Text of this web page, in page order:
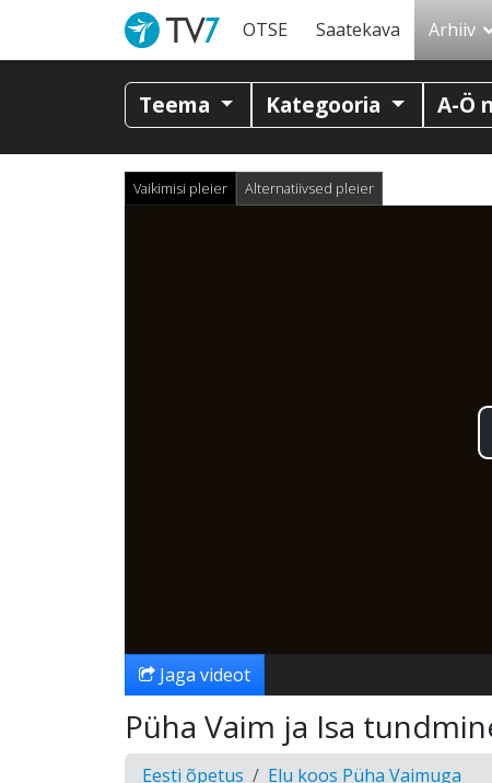
OTSE Saatekava Arhiiv
Teema Kategooria A-Ö
Vaikimisi pleier Alternatiivsed pleier
Jaga videot
Püha Vaim ja Isa
Eesti õpetus Elu koos Püha Vaimuga